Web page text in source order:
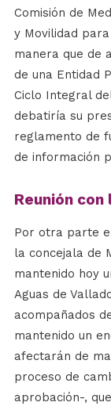
Comisión de
y Movilidad
manera que de
de una Entidad
Ciclo Integral
debatiría su
reglamento de
de información
Reunión
Por otra parte
la concejala de
mantenido hoy
Aguas de
acompañados
mantenido un
afectarán de
proceso de
aprobación-, que